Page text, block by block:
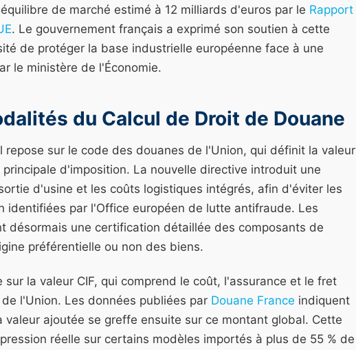
de marché estimé à 12 milliards d'euros par le Rapport
. Le gouvernement français a exprimé son soutien à cette
de protéger la base industrielle européenne face à une
le ministère de l'Économie.
du Calcul de Droit de Douane
repose sur le code des douanes de l'Union, qui définit la valeur
d'imposition. La nouvelle directive introduit une
d'usine et les coûts logistiques intégrés, afin d'éviter les
identifiées par l'Office européen de lutte antifraude. Les
désormais une certification détaillée des composants de
préférentielle ou non des biens.
la valeur CIF, qui comprend le coût, l'assurance et le fret
l'Union. Les données publiées par Douane France indiquent
ajoutée se greffe ensuite sur ce montant global. Cette
réelle sur certains modèles importés à plus de 55 % de